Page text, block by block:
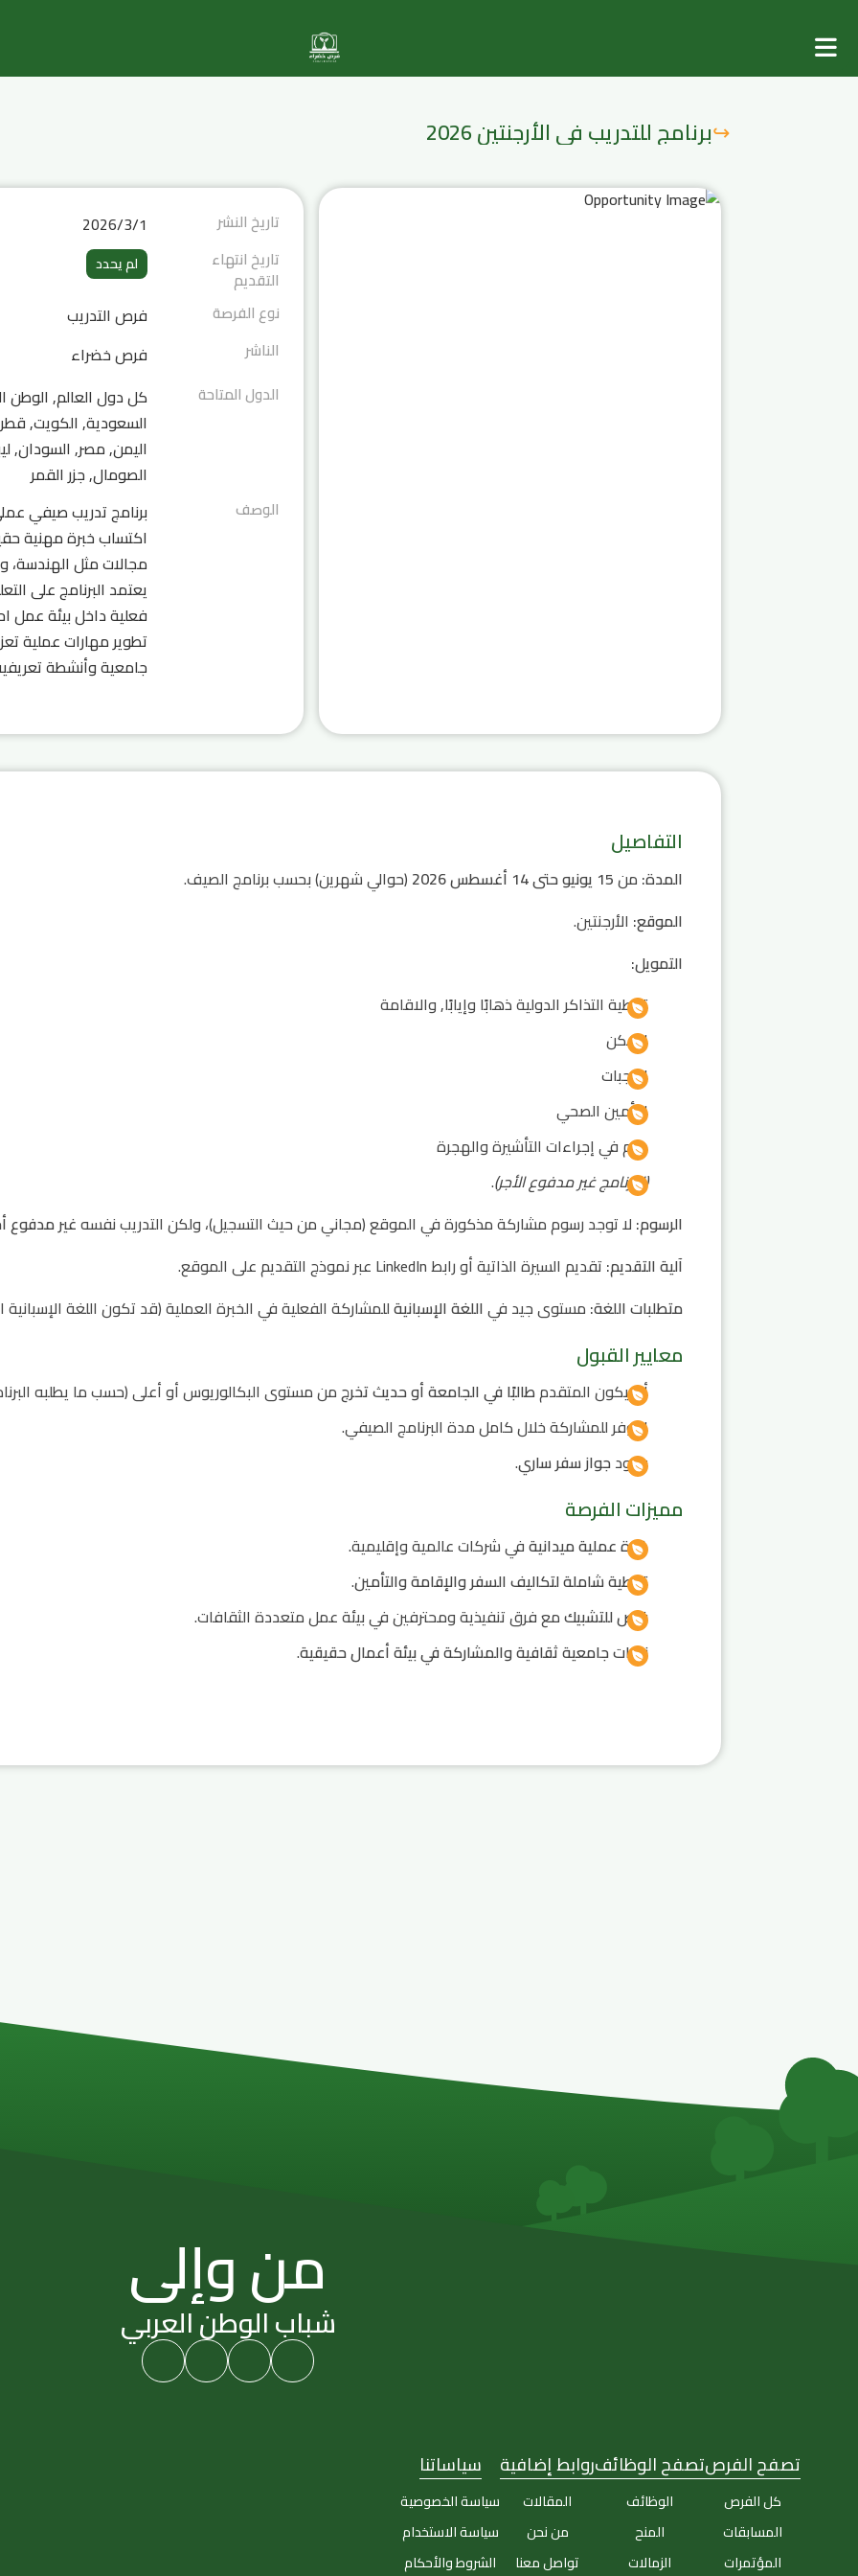
↪برنامج للتدريب في الأرجنتين 2026
تاريخ النشر 1‏‏/3‏‏/2026
تاريخ انتهاء
التقديم
لم يحدد
نوع الفرصة فرص التدريب
الناشر فرص خضراء
الدول المتاحة
كل دول العالم, الوطن
السعودية, الكويت,
اليمن, مصر, السودان,
الصومال, جزر القمر
الوصف
برنامج تدريب صيفي
اكتساب خبرة مهنية
مجالات مثل الهندسة،
يعتمد البرنامج على
فعلية داخل بيئة عمل
تطوير مهارات عملية
جامعية وأنشطة
التفاصيل
المدة: من15 يونيو حتى 14 أغسطس 2026
(حوالي شهرين) بحسب برنامج الصيف.
الموقع: الأرجنتين.
التمويل:
تغطية التذاكر الدولية ذهابًا وإيابًا, والاقامة
السكن
الوجبات
التأمين الصحي
دعم في إجراءات التأشيرة والهجرة
(البرنامج غير مدفوع الأجر).
الرسوم: لا توجد رسوم مشاركة مذكورة في الموقع (مجاني من حيث التسجيل)، ولكن التدريب نفسهغير مدفوع
آلية التقديم: تقديم السيرة الذاتية أو رابط LinkedIn عبر نموذج التقديم على الموقع.
متطلبات اللغة: مستوى جيد فياللغة الإسبانيةللمشاركة الفعلية في الخبرة العملية (قد تكون اللغة
معايير القبول
أن يكون المتقدمطالبًا في الجامعة أو حديث تخرجمن مستوى البكالوريوس أو أعلى (حسب ما يطلبه
التوفر للمشاركة خلال كامل مدة البرنامج الصيفي.
وجودجواز سفر ساري.
مميزات الفرصة
خبرة عملية ميدانيةفي شركات عالمية وإقليمية.
تغطية شاملة لتكاليف السفر والإقامة والتأمين.
فرص للتشبيكمع فرق تنفيذية ومحترفين في بيئة عمل متعددة الثقافات.
زيارات جامعية ثقافية والمشاركة في بيئة أعمال حقيقية.
من وإلى
شباب الوطن العربي
تصفح الفرص
كل الفرص
المسابقات
المؤتمرات
تصفح الوظائف
الوظائف
المنح
الزمالات
روابط إضافية
المقالات
من نحن
تواصل معنا
سياساتنا
سياسة الخصوصية
سياسة الاستخدام
الشروط والأحكام